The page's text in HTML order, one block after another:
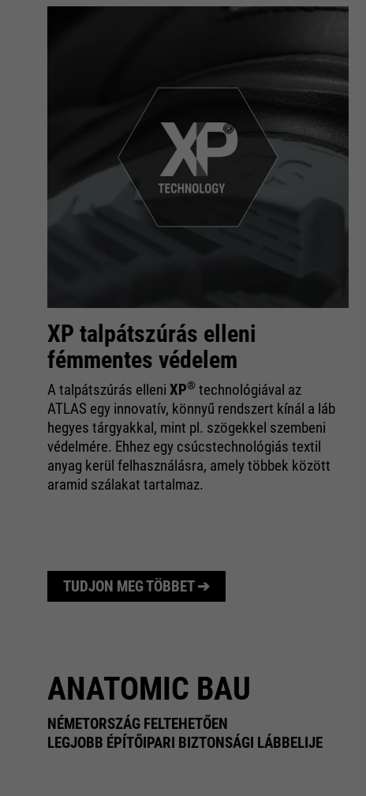
XP talpátszúrás elleni
fémmentes védelem
A talpátszúrás elleni XP® technológiával az
ATLAS egy innovatív, könnyű rendszert kínál a láb
hegyes tárgyakkal, mint pl. szögekkel szembeni
védelmére. Ehhez egy csúcstechnológiás textil
anyag kerül felhasználásra, amely többek között
aramid szálakat tartalmaz.
TUDJON MEG TÖBBET ➔
ANATOMIC BAU
NÉMETORSZÁG FELTEHETŐEN
LEGJOBB ÉPÍTŐIPARI BIZTONSÁGI LÁBBELIJE